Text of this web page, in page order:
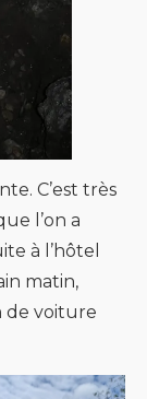
C’est très
l’on a
à l’hôtel
matin,
de voiture